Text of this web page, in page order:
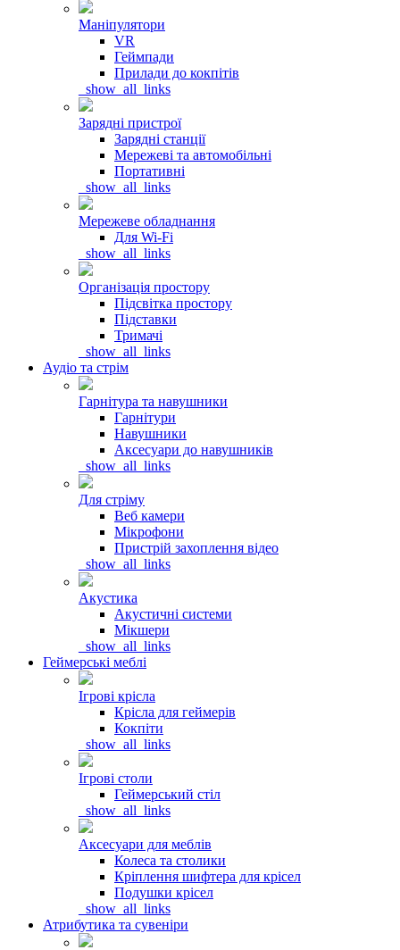
Маніпулятори
VR
Геймпади
Прилади до кокпітів
_show_all_links
Зарядні пристрої
Зарядні станції
Мережеві та автомобільні
Портативні
_show_all_links
Мережеве обладнання
Для Wi-Fi
_show_all_links
Організація простору
Підсвітка простору
Підставки
Тримачі
_show_all_links
Аудіо та стрім
Гарнітура та навушники
Гарнітури
Навушники
Аксесуари до навушників
_show_all_links
Для стріму
Веб камери
Мікрофони
Пристрій захоплення відео
_show_all_links
Акустика
Акустичні системи
Мікшери
_show_all_links
Геймерські меблі
Ігрові крісла
Крісла для геймерів
Кокпіти
_show_all_links
Ігрові столи
Геймерський стіл
_show_all_links
Аксесуари для меблів
Колеса та столики
Кріплення шифтера для крісел
Подушки крісел
_show_all_links
Атрибутика та сувеніри